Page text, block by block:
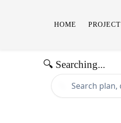
HOME PROJECT
🔍 Searching...